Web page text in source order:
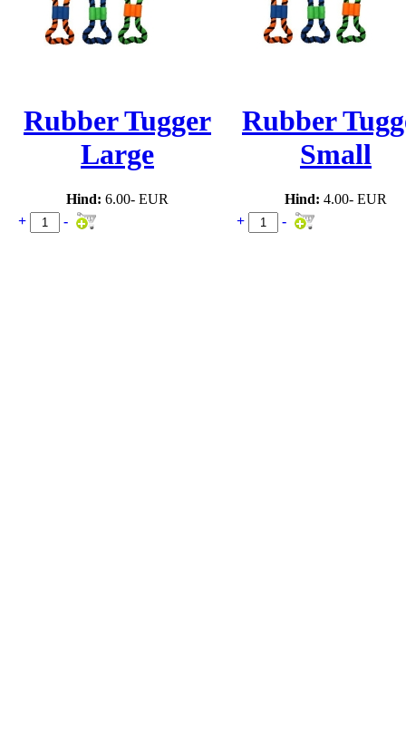
Rubber Tugger
Large
Hind: 6.00- EUR
+
-
Rubber
Small
Hind: 4.00- EUR
+
-